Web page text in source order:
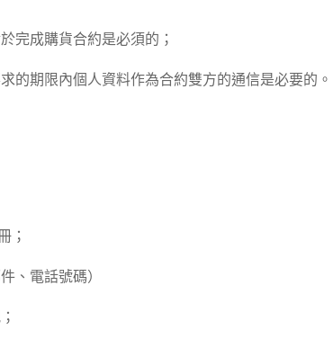
完成購貨合約是必須的；
的期限內個人資料作為合約雙方的通信是必要的。
；
、電話號碼）